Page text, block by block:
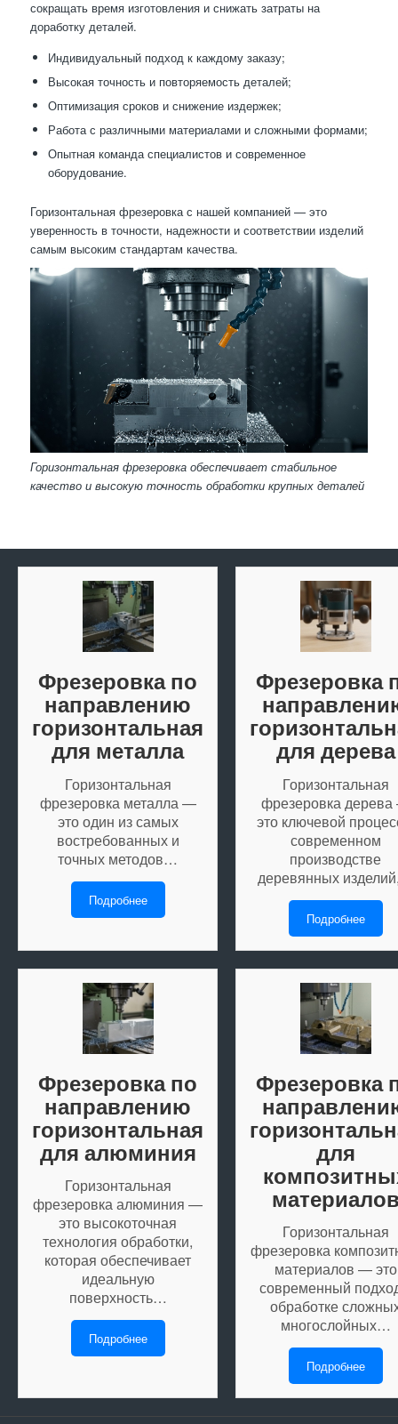
сокращать время изготовления и снижать затраты на
доработку деталей.
Индивидуальный подход к каждому заказу;
Высокая точность и повторяемость деталей;
Оптимизация сроков и снижение издержек;
Работа с различными материалами и сложными формами;
Опытная команда специалистов и современное
оборудование.
Горизонтальная фрезеровка с нашей компанией — это
уверенность в точности, надежности и соответствии изделий
самым высоким стандартам качества.
Горизонтальная фрезеровка обеспечивает стабильное
качество и высокую точность обработки крупных деталей
Фрезеровка по
направлению
горизонтальная
для металла
Горизонтальная
фрезеровка металла —
это один из самых
востребованных и
точных методов…
Подробнее
Фрезеровка
для дерева
Горизонтальная
фрезеровка
это ключевой
современном
производстве
деревянных
Подробнее
Фрезеровка по
направлению
горизонтальная
для алюминия
Горизонтальная
фрезеровка алюминия —
это высокоточная
технология обработки,
которая обеспечивает
идеальную
поверхность…
Подробнее
Фрезеровка
для
Горизонтальная
фрезеровка
материалов — это
современный
обработке
многослойных…
Подробнее